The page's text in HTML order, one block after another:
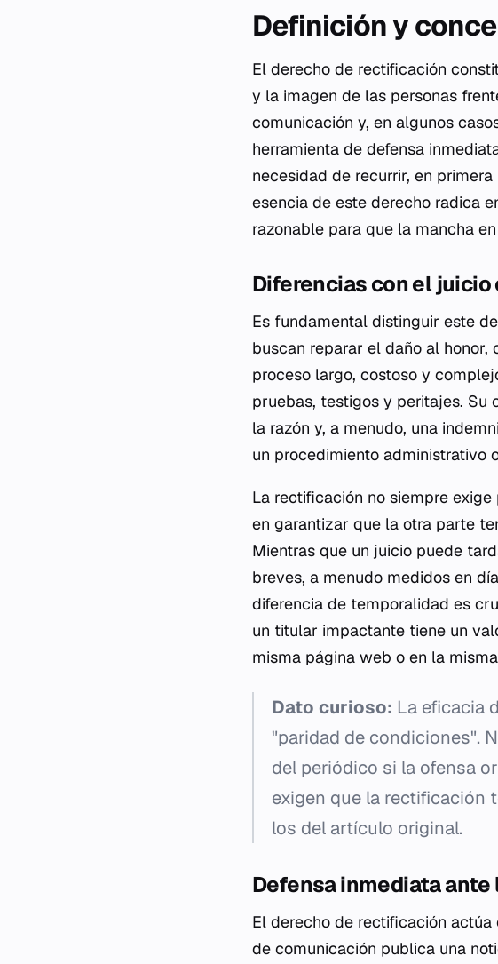
Definición y
El derecho de rectificación
y la imagen de las personas
comunicación y, en algunos
herramienta de defensa
necesidad de recurrir, en
esencia de este derecho radica
razonable para que la mancha
Diferencias con el juicio
Es fundamental distinguir este
buscan reparar el daño al honor,
proceso largo, costoso y
pruebas, testigos y peritajes. Su
la razón y, a menudo, una
un procedimiento administrativo
La rectificación no siempre
en garantizar que la otra parte
Mientras que un juicio puede
breves, a menudo medidos en
diferencia de temporalidad es
un titular impactante tiene un
misma página web o en la
Dato curioso: La eficacia
"paridad de condiciones".
del periódico si la ofensa
exigen que la rectificación
los del artículo original.
Defensa inmediata
El derecho de rectificación
de comunicación publica una